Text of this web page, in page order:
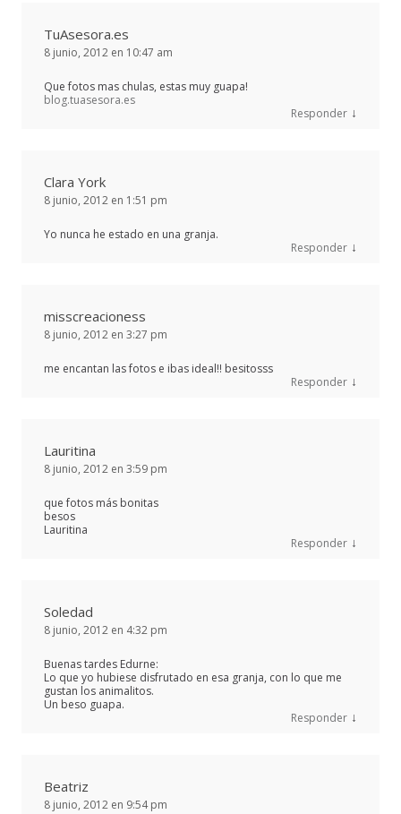
TuAsesora.es
8 junio, 2012 en 10:47 am
Que fotos mas chulas, estas muy guapa!
blog.tuasesora.es
Responder ↓
Clara York
8 junio, 2012 en 1:51 pm
Yo nunca he estado en una granja.
Responder ↓
misscreacioness
8 junio, 2012 en 3:27 pm
me encantan las fotos e ibas ideal!! besitosss
Responder ↓
Lauritina
8 junio, 2012 en 3:59 pm
que fotos más bonitas
besos
Lauritina
Responder ↓
Soledad
8 junio, 2012 en 4:32 pm
Buenas tardes Edurne:
Lo que yo hubiese disfrutado en esa granja, con lo que me
gustan los animalitos.
Un beso guapa.
Responder ↓
Beatriz
8 junio, 2012 en 9:54 pm